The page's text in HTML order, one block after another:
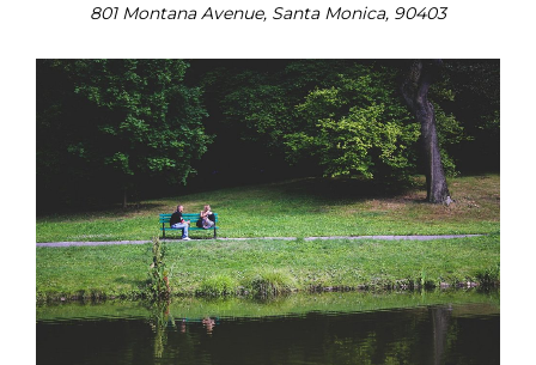
801 Montana Avenue, Santa Monica, 90403